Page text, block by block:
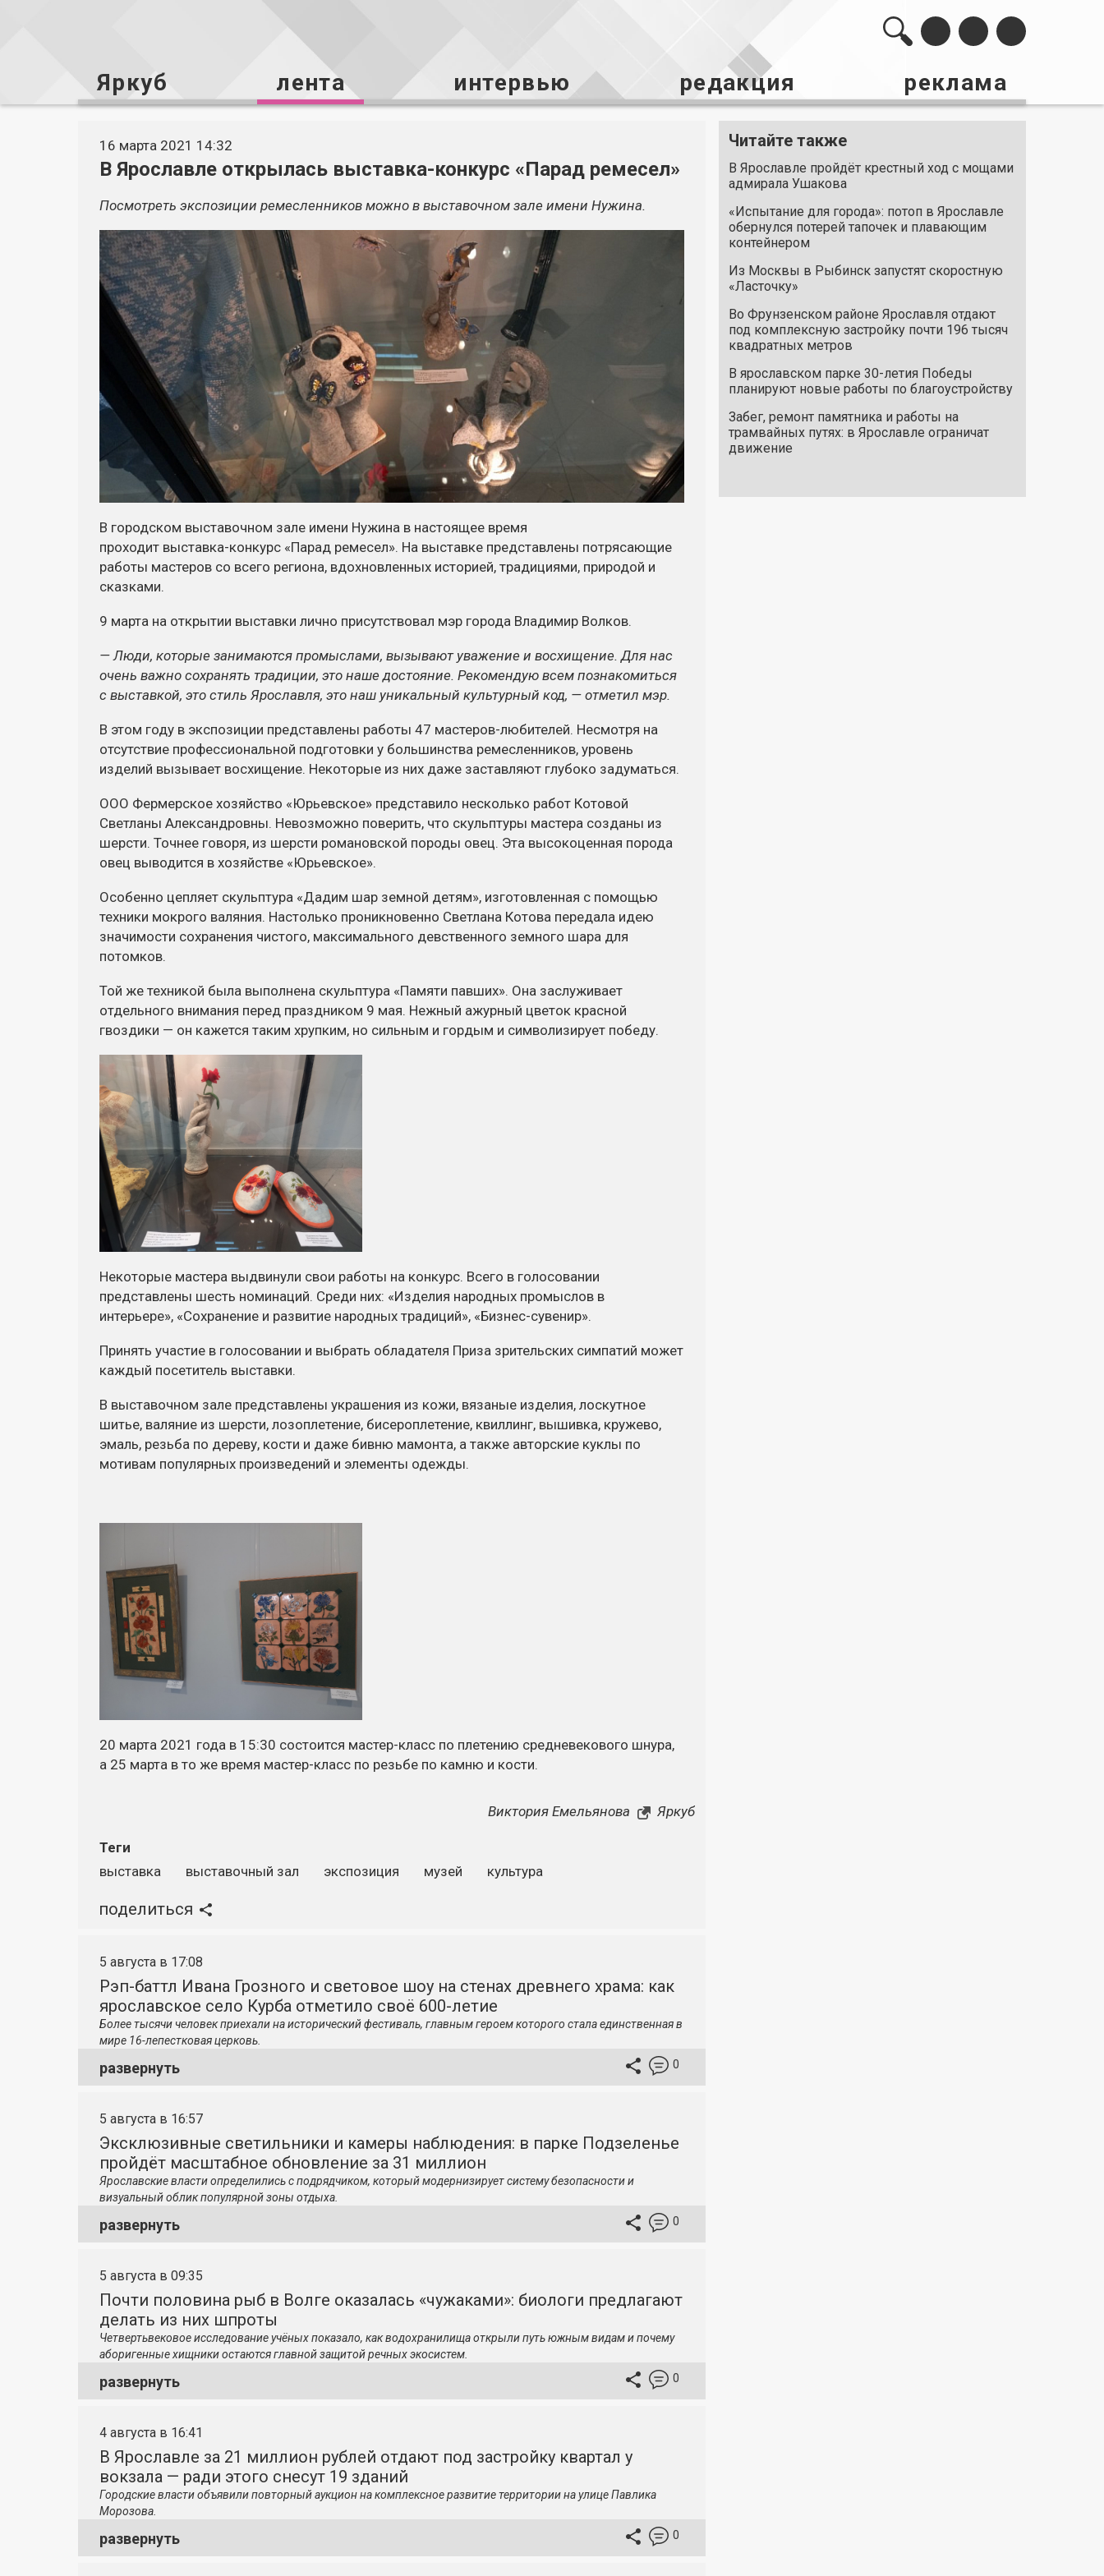
Яркуб лента интервью редакция реклама
16 марта 2021 14:32
В Ярославле открылась выставка-конкурс «Парад ремесел»
Посмотреть экспозиции ремесленников можно в выставочном зале имени Нужина.
В городском выставочном зале имени Нужина в настоящее время
проходит выставка-конкурс «Парад ремесел». На выставке представлены потрясающие
работы мастеров со всего региона, вдохновленных историей, традициями, природой и
сказками.
9 марта на открытии выставки лично присутствовал мэр города Владимир Волков.
— Люди, которые занимаются промыслами, вызывают уважение и восхищение. Для нас
очень важно сохранять традиции, это наше достояние. Рекомендую всем познакомиться
с выставкой, это стиль Ярославля, это наш уникальный культурный код, — отметил мэр.
В этом году в экспозиции представлены работы 47 мастеров-любителей. Несмотря на
отсутствие профессиональной подготовки у большинства ремесленников, уровень
изделий вызывает восхищение. Некоторые из них даже заставляют глубоко задуматься.
ООО Фермерское хозяйство «Юрьевское» представило несколько работ Котовой
Светланы Александровны. Невозможно поверить, что скульптуры мастера созданы из
шерсти. Точнее говоря, из шерсти романовской породы овец. Эта высокоценная порода
овец выводится в хозяйстве «Юрьевское».
Особенно цепляет скульптура «Дадим шар земной детям», изготовленная с помощью
техники мокрого валяния. Настолько проникновенно Светлана Котова передала идею
значимости сохранения чистого, максимального девственного земного шара для
потомков.
Той же техникой была выполнена скульптура «Памяти павших». Она заслуживает
отдельного внимания перед праздником 9 мая. Нежный ажурный цветок красной
гвоздики — он кажется таким хрупким, но сильным и гордым и символизирует победу.
Некоторые мастера выдвинули свои работы на конкурс. Всего в голосовании
представлены шесть номинаций. Среди них: «Изделия народных промыслов в
интерьере», «Сохранение и развитие народных традиций», «Бизнес-сувенир».
Принять участие в голосовании и выбрать обладателя Приза зрительских симпатий может
каждый посетитель выставки.
В выставочном зале представлены украшения из кожи, вязаные изделия, лоскутное
шитье, валяние из шерсти, лозоплетение, бисероплетение, квиллинг, вышивка, кружево,
эмаль, резьба по дереву, кости и даже бивню мамонта, а также авторские куклы по
мотивам популярных произведений и элементы одежды.
20 марта 2021 года в 15:30 состоится мастер-класс по плетению средневекового шнура,
а 25 марта в то же время мастер-класс по резьбе по камню и кости.
Виктория Емельянова Яркуб
Теги
выставка
выставочный зал экспозиция музей культура
поделиться
Читайте также
В Ярославле пройдёт крестный ход с мощами
адмирала Ушакова
«Испытание для города»: потоп в Ярославле
обернулся потерей тапочек и плавающим
контейнером
Из Москвы в Рыбинск запустят скоростную
«Ласточку»
Во Фрунзенском районе Ярославля отдают
под комплексную застройку почти 196 тысяч
квадратных метров
В ярославском парке 30-летия Победы
планируют новые работы по благоустройству
Забег, ремонт памятника и работы на
трамвайных путях: в Ярославле ограничат
движение
5 августа в 17:08
Рэп-баттл Ивана Грозного и световое шоу на стенах древнего храма: как
ярославское село Курба отметило своё 600-летие
Более тысячи человек приехали на исторический фестиваль, главным героем которого стала единственная в
мире 16-лепестковая церковь.
развернуть 0
5 августа в 16:57
Эксклюзивные светильники и камеры наблюдения: в парке Подзеленье
пройдёт масштабное обновление за 31 миллион
Ярославские власти определились с подрядчиком, который модернизирует систему безопасности и
визуальный облик популярной зоны отдыха.
развернуть 0
5 августа в 09:35
Почти половина рыб в Волге оказалась «чужаками»: биологи предлагают
делать из них шпроты
Четвертьвековое исследование учёных показало, как водохранилища открыли путь южным видам и почему
аборигенные хищники остаются главной защитой речных экосистем.
развернуть 0
4 августа в 16:41
В Ярославле за 21 миллион рублей отдают под застройку квартал у
вокзала — ради этого снесут 19 зданий
Городские власти объявили повторный аукцион на комплексное развитие территории на улице Павлика
Морозова.
развернуть 0